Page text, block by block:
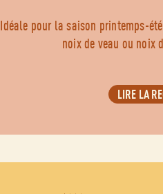
Idéale pour la saison printemps-
noix de veau ou noix
LIRE LA